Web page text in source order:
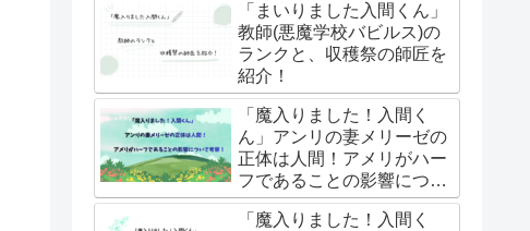
「まいりました入間くん」
教師(悪魔学校バビルス)の
ランクと、収穫祭の師匠を
紹介！
「魔入りました！入間く
ん」アンリの妻メリーゼの
正体は人間！アメリがハー
フであることの影響につい
て考察！
「魔入りました！入間く